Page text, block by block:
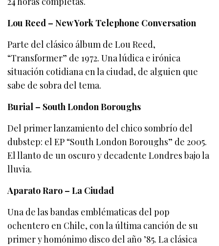
Lou Reed – New York Telephone Conversation
Parte del clásico álbum de Lou Reed,
“Transformer” de 1972. Una lúdica e irónica
situación cotidiana en la ciudad, de alguien que
sabe de sobra del tema.
Burial – South London Boroughs
Del primer lanzamiento del chico sombrío del
dubstep: el EP “South London Boroughs” de 2005.
El llanto de un oscuro y decadente Londres bajo la
lluvia.
Aparato Raro – La Ciudad
Una de las bandas emblématicas del pop
ochentero en Chile, con la última canción de su
primer y homónimo disco del año ’85. La clásica